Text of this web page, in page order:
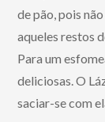
de pão, pois
aqueles restos
Para um
deliciosas. O
saciar-se com